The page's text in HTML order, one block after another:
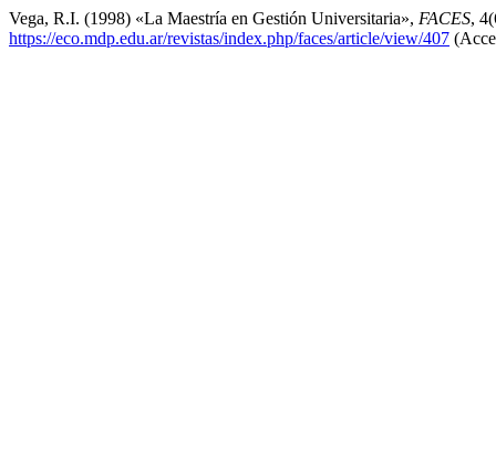
Vega, R.I. (1998) «La Maestría en Gestión Universitaria», FACES,
https://eco.mdp.edu.ar/revistas/index.php/faces/article/view/407